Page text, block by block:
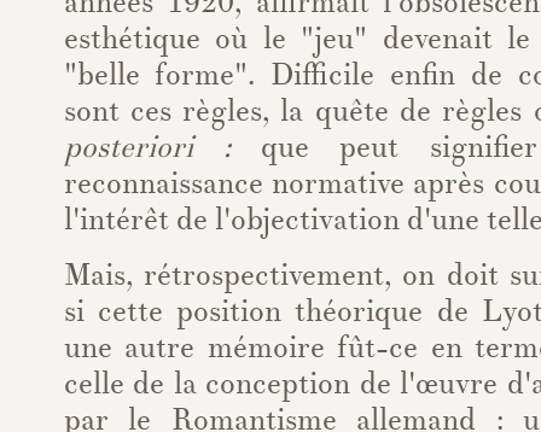
esthétique où le "jeu" devenait
"belle forme". Difficile enfin de
sont ces règles, la quête de
posteriori : que peut
reconnaissance normative après
l'intérêt de l'objectivation d'une
Mais, rétrospectivement, on doit
si cette position théorique de
une autre mémoire fût-ce en
celle de la conception de l'œuvre
par le Romantisme allemand :